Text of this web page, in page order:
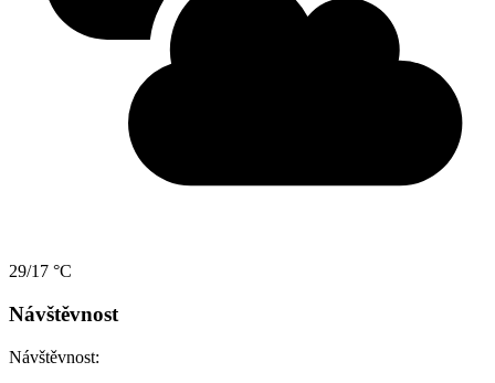
29/17 °C
Návštěvnost
Návštěvnost: